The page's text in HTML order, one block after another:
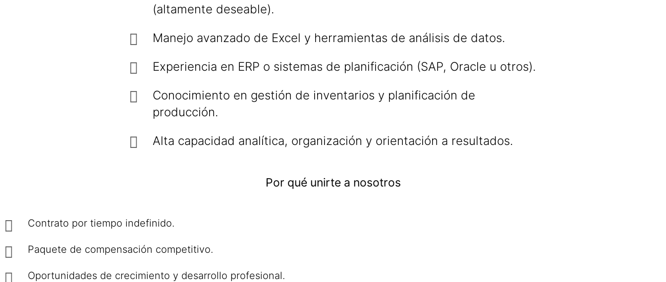
(altamente deseable).
Manejo avanzado de Excel y herramientas de análisis de datos.
Experiencia en ERP o sistemas de planificación (SAP, Oracle u otros).
Conocimiento en gestión de inventarios y planificación de
producción.
Alta capacidad analítica, organización y orientación a resultados.
Por qué unirte a nosotros
Contrato por tiempo indefinido.
Paquete de compensación competitivo.
Oportunidades de crecimiento y desarrollo profesional.